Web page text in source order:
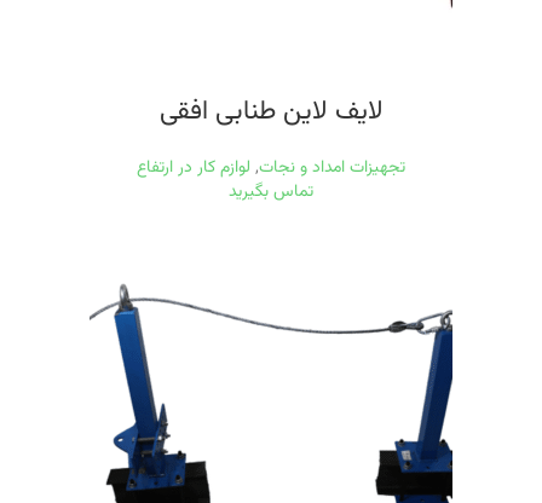
لایف لاین طنابی افقی
تجهیزات امداد و نجات, لوازم کار در ارتفاع
تماس بگیرید